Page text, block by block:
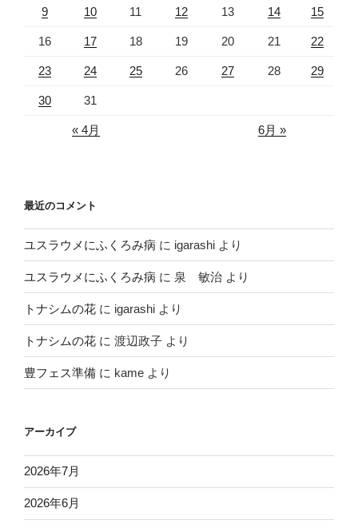
9 10 11 12 13 14 15
16 17 18 19 20 21 22
23 24 25 26 27 28 29
30 31
« 4月 6月 »
最近のコメント
ユスラウメにふくろみ病 に igarashi より
ユスラウメにふくろみ病 に 泉 敏治 より
トナシムの花 に igarashi より
トナシムの花 に 渡辺政子 より
豊フェス準備 に kame より
アーカイブ
2026年7月
2026年6月